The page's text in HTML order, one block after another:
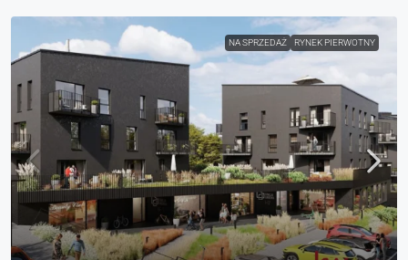
NA SPRZEDAŻ RYNEK PIERWOTNY